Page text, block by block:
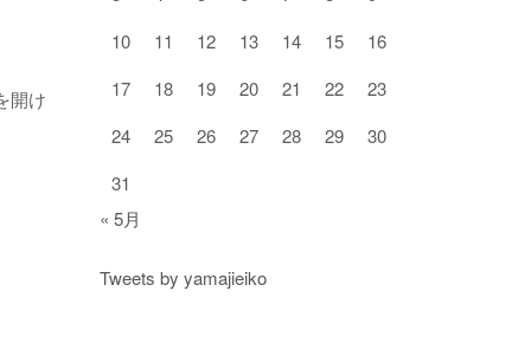
開け
10
11 12 13 14 15
16
17
18 19 20 21 22
23
24
25 26 27 28 29
30
31
« 5月
Tweets by yamajieiko